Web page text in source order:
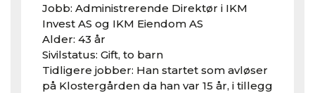
Jobb: Administrerende Direktør i IKM
Invest AS og IKM Eiendom AS
Alder: 43 år
Sivilstatus: Gift, to barn
Tidligere jobber: Han startet som avløser
på Klostergården da han var 15 år, i tillegg